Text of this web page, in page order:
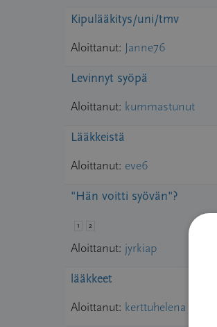
Kipulääkitys/uni/tmv
Aloittanut: Janne76
Levinnyt syöpä
Aloittanut: kummastunut
Lääkkeistä
Aloittanut: eve6
"Hän voitti syövän"?
1 2
Aloittanut: jyrkiap
lääkkeet
Aloittanut: kerttuhelena